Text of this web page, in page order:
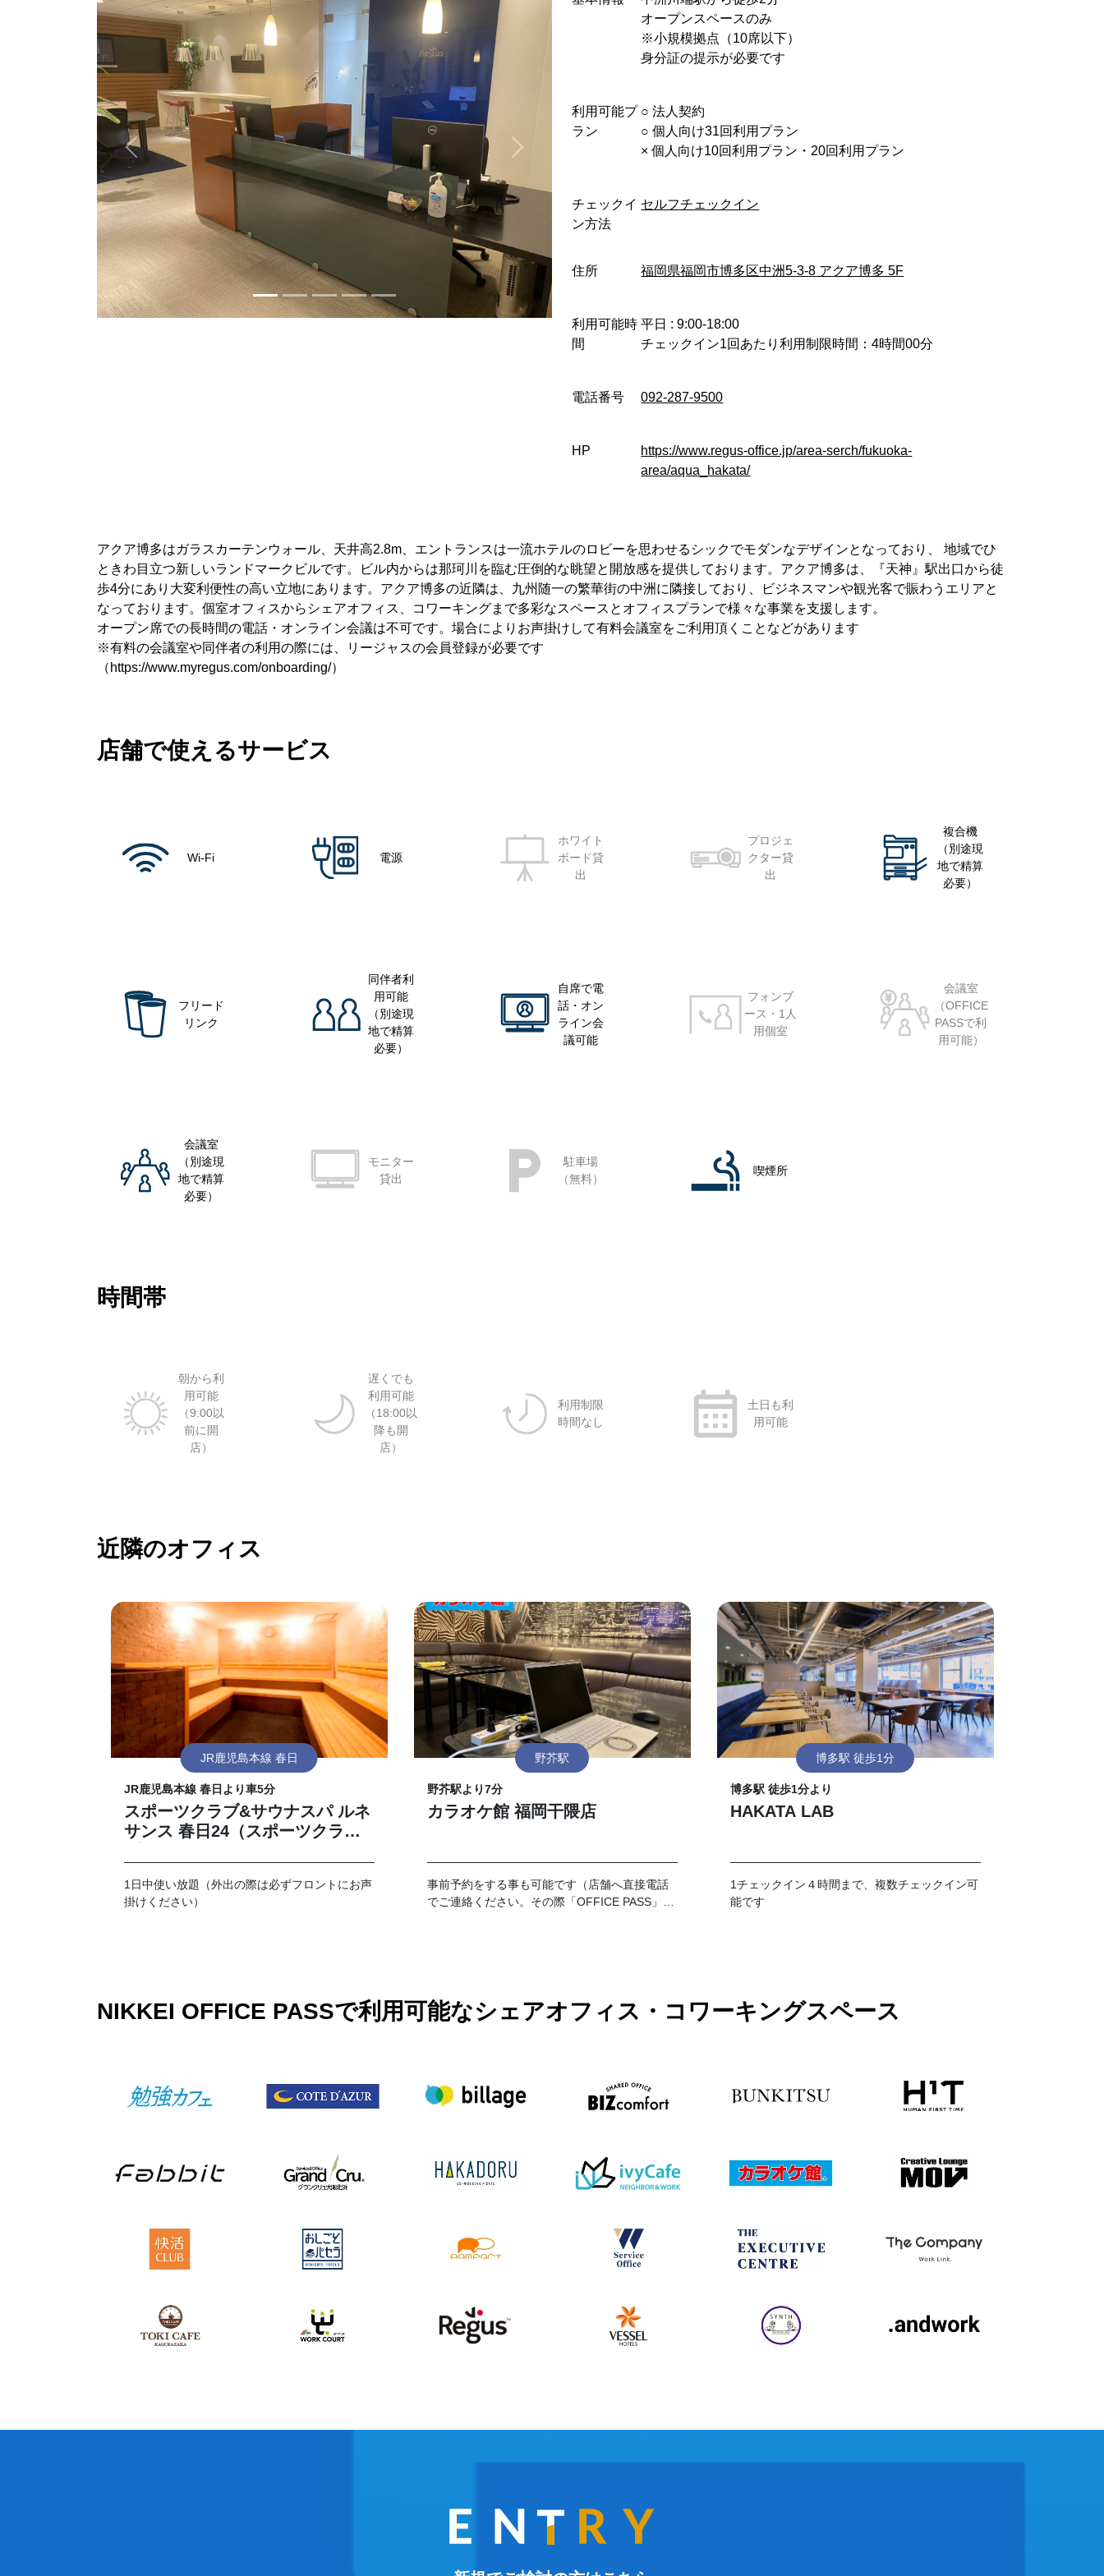
オープンスペースのみ
※小規模拠点（10席以下）
身分証の提示が必要です
利用可能プ
ラン
○︎ 法人契約
○︎ 個人向け31回利用プラン
× 個人向け10回利用プラン・20回利用プラン
チェックイ
ン方法
セルフチェックイン
住所 福岡県福岡市博多区中洲5-3-8 アクア博多 5F
利用可能時
間
平日 : 9:00-18:00
チェックイン1回あたり利用制限時間：4時間00分
電話番号 092-287-9500
HP
https://www.regus-office.jp/area-serch/fukuoka-
area/aqua_hakata/
アクア博多はガラスカーテンウォール、天井高2.8m、エントランスは一流ホテルのロビーを思わせるシックでモダンなデザインとなっており、 地域でひ
ときわ目立つ新しいランドマークビルです。ビル内からは那珂川を臨む圧倒的な眺望と開放感を提供しております。アクア博多は、『天神』駅出口から徒
歩4分にあり大変利便性の高い立地にあります。アクア博多の近隣は、九州随一の繁華街の中洲に隣接しており、ビジネスマンや観光客で賑わうエリアと
なっております。個室オフィスからシェアオフィス、コワーキングまで多彩なスペースとオフィスプランで様々な事業を支援します。
オープン席での長時間の電話・オンライン会議は不可です。場合によりお声掛けして有料会議室をご利用頂くことなどがあります
※有料の会議室や同伴者の利用の際には、リージャスの会員登録が必要です
（https://www.myregus.com/onboarding/）
店舗で使えるサービス
Wi-Fi 電源
ホワイト
ボード貸
出
プロジェ
クター貸
出
複合機
（別途現
地で精算
必要）
フリード
リンク
同伴者利
用可能
（別途現
地で精算
必要）
自席で電
話・オン
ライン会
議可能
フォンブ
ース・1人
用個室
会議室
（OFFICE
PASSで利
用可能）
会議室
（別途現
地で精算
必要）
モニター
貸出
駐車場
（無料）
喫煙所
時間帯
朝から利
用可能
（9:00以
前に開
店）
遅くでも
利用可能
（18:00以
降も開
店）
利用制限
時間なし
土日も利
用可能
近隣のオフィス
JR鹿児島本線 春日
JR鹿児島本線 春日より車5分
スポーツクラブ&サウナスパ ルネ
サンス 春日24（スポーツクラ
1日中使い放題（外出の際は必ずフロントにお声
掛けください）
野芥駅
野芥駅より7分
カラオケ館 福岡干隈店
事前予約をする事も可能です（店舗へ直接電話
でご連絡ください。その際「OFFICE PASS」事
願い致します。
博多駅 徒歩1分
博多駅 徒歩1分より
HAKATA LAB
1チェックイン４時間まで、複数チェックイン可
能です
NIKKEI OFFICE PASSで利用可能なシェアオフィス・コワーキングスペース